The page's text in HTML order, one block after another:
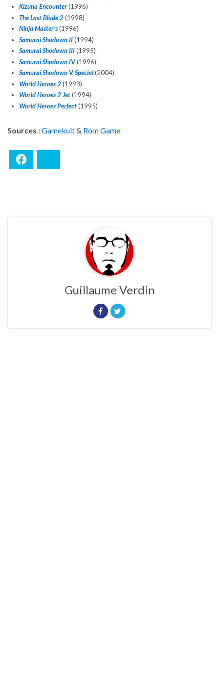
Kizuna Encounter(1996)
The Last Blade 2(1998)
Ninja Master’s(1996)
Samurai Shodown II(1994)
Samurai Shodown III(1995)
Samurai Shodown IV(1996)
Samurai Shodown V Special(2004)
World Heroes 2(1993)
World Heroes 2 Jet(1994)
World Heroes Perfect(1995)
Sources :Gamekult& Rom Game
Guillaume Verdin